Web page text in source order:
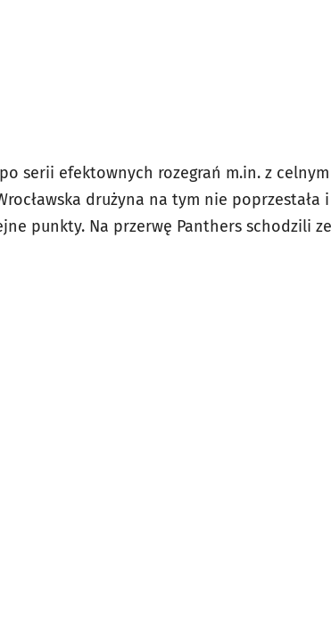
serii efektownych rozegrań m.in. z
drużyna na tym nie poprzestała
punkty. Na przerwę Panthers schodzili